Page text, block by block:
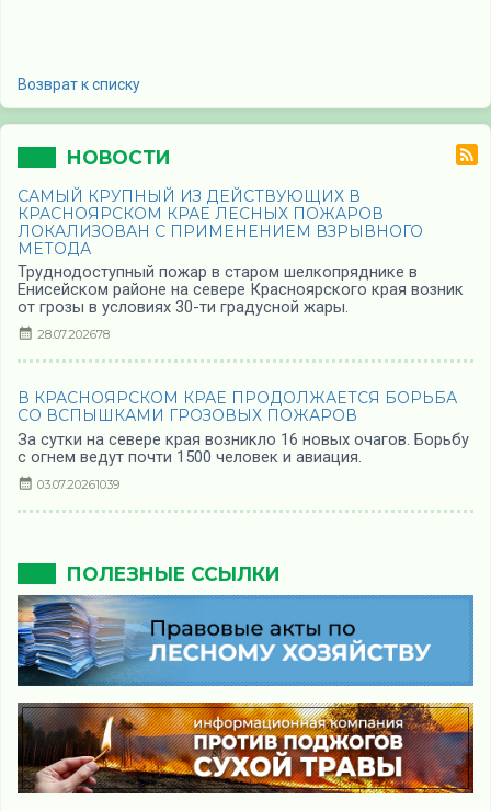
Возврат к списку
НОВОСТИ
САМЫЙ КРУПНЫЙ ИЗ ДЕЙСТВУЮЩИХ В
КРАСНОЯРСКОМ КРАЕ ЛЕСНЫХ ПОЖАРОВ
ЛОКАЛИЗОВАН С ПРИМЕНЕНИЕМ ВЗРЫВНОГО
МЕТОДА
Труднодоступный пожар в старом шелкопряднике в
Енисейском районе на севере Красноярского края возник
от грозы в условиях 30-ти градусной жары.
28.07.202678
В КРАСНОЯРСКОМ КРАЕ ПРОДОЛЖАЕТСЯ БОРЬБА
СО ВСПЫШКАМИ ГРОЗОВЫХ ПОЖАРОВ
За сутки на севере края возникло 16 новых очагов. Борьбу
с огнем ведут почти 1500 человек и авиация.
03.07.20261039
ПОЛЕЗНЫЕ ССЫЛКИ